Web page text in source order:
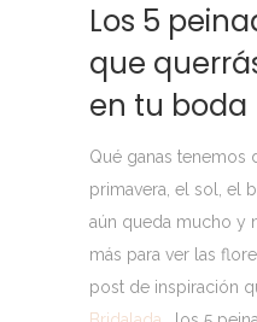
Los 5
que
en tu boda
Qué ganas tenemos
primavera, el sol, el
aún queda mucho y
más para ver las
post de inspiración